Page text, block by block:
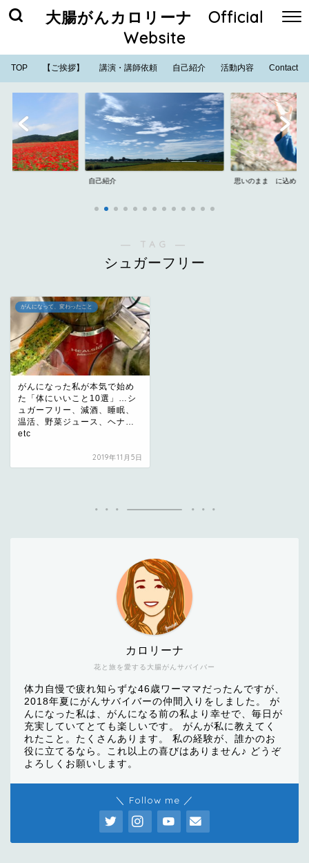
大腸がんカロリーナ Official
Website
TOP 【ご挨拶】 講演・講師依頼 自己紹介 活動内容 Contact
自己紹介 思いのまま に込めた
― TAG ―
シュガーフリー
がんになって、変わったこと
がんになった私が本気で始め
た「体にいいこと10選」…シ
ュガーフリー、減酒、睡眠、
温活、野菜ジュース、ヘナ…
etc
2019年11月5日
花と旅を愛する大腸がんサバイバー
カロリーナ
体力自慢で疲れ知らずな46歳ワーママだったんですが、
2018年夏にがんサバイバーの仲間入りをしました。 が
んになった私は、がんになる前の私より幸せで、毎日が
充実していてとても楽しいです。 がんが私に教えてく
れたこと。たくさんあります。 私の経験が、誰かのお
役に立てるなら。これ以上の喜びはありません♪ どうぞ
よろしくお願いします。
＼ Follow me ／